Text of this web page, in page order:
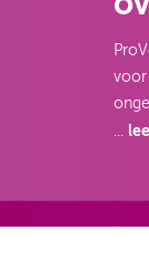
voor
...